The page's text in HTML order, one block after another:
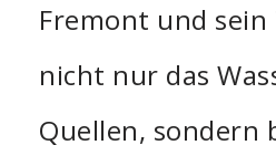
Fremont und
nicht nur das
Quellen, sondern